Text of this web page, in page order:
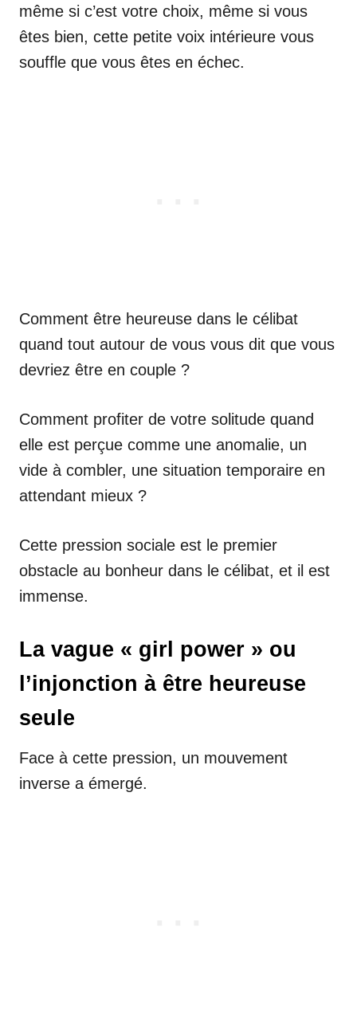
même si c’est votre choix, même si vous
êtes bien, cette petite voix intérieure vous
souffle que vous êtes en échec.
Comment être heureuse dans le célibat
quand tout autour de vous vous dit que vous
devriez être en couple ?
Comment profiter de votre solitude quand
elle est perçue comme une anomalie, un
vide à combler, une situation temporaire en
attendant mieux ?
Cette pression sociale est le premier
obstacle au bonheur dans le célibat, et il est
immense.
La vague « girl power » ou
l’injonction à être heureuse
seule
Face à cette pression, un mouvement
inverse a émergé.